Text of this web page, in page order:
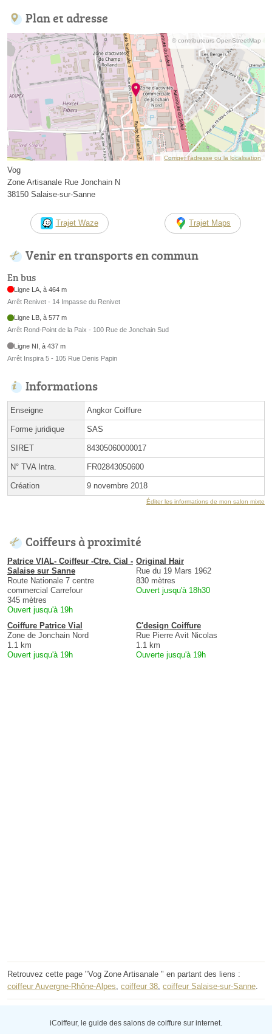
Plan et adresse
© contributeurs OpenStreetMap
Corriger l’adresse ou la localisation
Vog
Zone Artisanale Rue Jonchain N
38150 Salaise-sur-Sanne
Trajet Waze Trajet Maps
Venir en transports en commun
En bus
Ligne LA, à 464 m
Arrêt Renivet - 14 Impasse du Renivet
Ligne LB, à 577 m
Arrêt Rond-Point de la Paix - 100 Rue de Jonchain Sud
Ligne NI, à 437 m
Arrêt Inspira 5 - 105 Rue Denis Papin
Informations
Enseigne Angkor Coiffure
Forme juridique SAS
SIRET 84305060000017
N° TVA Intra. FR02843050600
Création 9 novembre 2018
Éditer les informations de mon salon mixte
Coiffeurs à proximité
Patrice VIAL- Coiffeur -Ctre. Cial -
Salaise sur Sanne
Route Nationale 7 centre
commercial Carrefour
345 mètres
Ouvert jusqu'à 19h
Original Hair
Rue du 19 Mars 1962
830 mètres
Ouvert jusqu'à 18h30
Coiffure Patrice Vial
Zone de Jonchain Nord
1.1 km
Ouvert jusqu'à 19h
C'design Coiffure
Rue Pierre Avit Nicolas
1.1 km
Ouverte jusqu'à 19h
Retrouvez cette page "Vog Zone Artisanale " en partant des liens :
coiffeur Auvergne-Rhône-Alpes coiffeur 38 coiffeur Salaise-sur-Sanne
iCoiffeur, le guide des salons de coiffure sur internet.